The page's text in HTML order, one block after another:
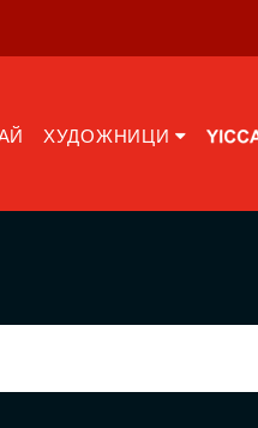
ХУДОЖНИЦИ